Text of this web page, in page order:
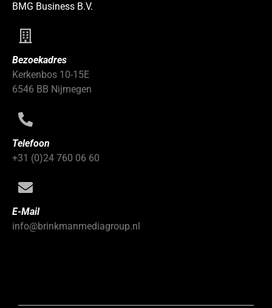
BMG Business B.V.
Bezoekadres
Kerkenbos 10-15E
6546 BB Nijmegen
Telefoon
+31 (0)24 760 06 60
E-Mail
info@brinkmanmediagroup.nl